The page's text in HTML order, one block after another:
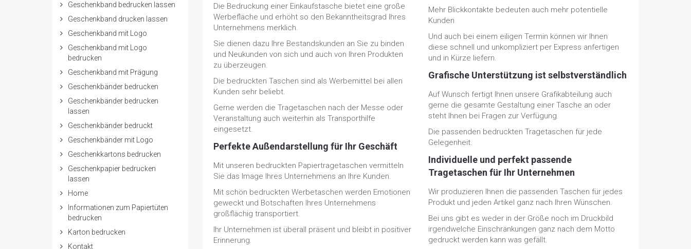
Die Bedruckung einer Einkaufstasche bietet eine große
Werbefläche und erhöht so den Bekanntheitsgrad Ihres
Unternehmens merklich.
Sie dienen dazu Ihre Bestandskunden an Sie zu binden
und Neukunden von sich und auch von Ihren Produkten
zu überzeugen.
Die bedruckten Taschen sind als Werbemittel bei allen
Kunden sehr beliebt.
Gerne werden die Tragetaschen nach der Messe oder
Veranstaltung auch weiterhin als Transporthilfe
eingesetzt.
Perfekte Außendarstellung für Ihr Geschäft
Mit unseren bedruckten Papiertragetaschen vermitteln
Sie das Image Ihres Unternehmens an Ihre Kunden.
Mit schön bedruckten Werbetaschen werden Emotionen
geweckt und Botschaften Ihres Unternehmens
großflächig transportiert.
Ihr Unternehmen ist überall präsent und bleibt in positiver
Erinnerung.
Mehr Blickkontakte bedeuten auch mehr potentielle
Kunden
Und auch bei einem eiligen Termin können wir Ihnen
diese schnell und unkompliziert per Express anfertigen
und in Kürze liefern.
Grafische Unterstützung ist selbstverständlich
Auf Wunsch fertigt Ihnen unsere Grafikabteilung auch
gerne die gesamte Gestaltung einer Tasche an oder
steht Ihnen bei Fragen zur Verfügung.
Die passenden bedruckten Tragetaschen für jede
Gelegenheit.
Individuelle und perfekt passende
Tragetaschen für Ihr Unternehmen
Wir produzieren Ihnen die passenden Taschen für jedes
Produkt und jeden Artikel ganz nach Ihren Wünschen.
Bei uns gibt es weder in der Größe noch im Druckbild
irgendwelche Einschränkungen ganz nach dem Motto
gedruckt werden kann was gefällt.
Geschenkband bedrucken lassen
Geschenkband drucken lassen
Geschenkband mit Logo
Geschenkband mit Logo
bedrucken
Geschenkband mit Prägung
Geschenkbänder bedrucken
Geschenkbänder bedrucken
lassen
Geschenkbänder bedruckt
Geschenkbänder mit Logo
Geschenkkartons bedrucken
Geschenkpapier bedrucken
lassen
Home
Informationen zum Papiertüten
bedrucken
Karton bedrucken
Kontakt